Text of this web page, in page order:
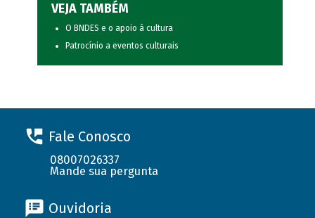
VEJA TAMBÉM
O BNDES e o apoio à cultura
Patrocínio a eventos culturais
Fale Conosco
08007026337
Mande sua pergunta
Ouvidoria